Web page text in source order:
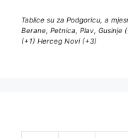
Tablice su za Podgoricu, a
Berane, Petnica, Plav, Gusinje
(+1) Herceg Novi (+3)